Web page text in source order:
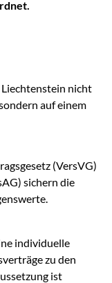
nicht
auf einem
(VersVG)
sichern die
individuelle
zu den
ist